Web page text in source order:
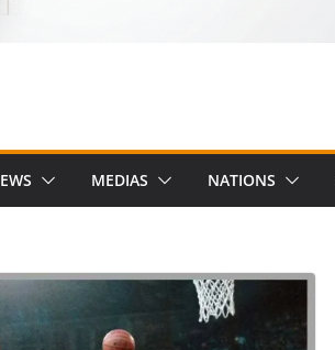
MEDIAS NATIONS